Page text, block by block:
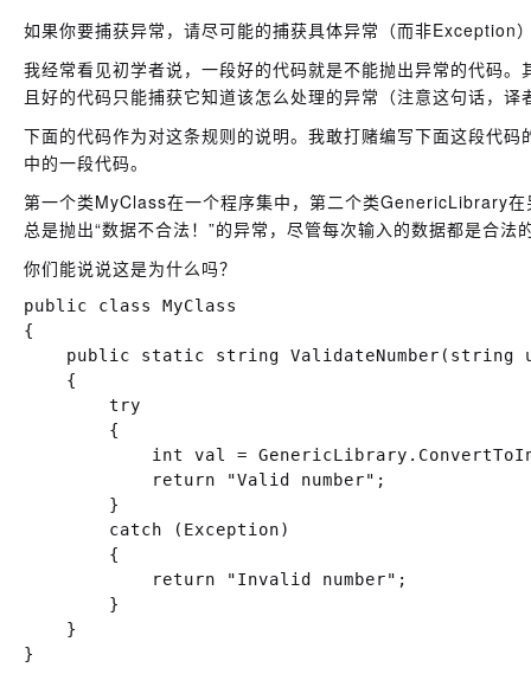
如果你要捕获异常，请尽可能的捕获具体异常（而非Exception
我经常看见初学者说，一段好的代码就是不能抛出异常的代码
且好的代码只能捕获它知道该怎么处理的异常（注意这句话，译
下面的代码作为对这条规则的说明。我敢打赌编写下面这段代
中的一段代码。
第一个类MyClass在一个程序集中，第二个类GenericLibrary
总是抛出“数据不合法！”的异常，尽管每次输入的数据都是合法
你们能说说这是为什么吗？
public class MyClass
{
public static string ValidateNumber(string
    {
        try
        {
int val =
            return "Valid number";
        }
        catch (Exception)
        {
            return "Invalid number";
        }
    }
}